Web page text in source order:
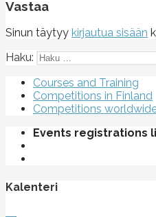
Vastaa
Sinun täytyy kirjautua sisään
Haku:
Courses and Training
Competitions in Finland
Competitions
Events registrations
Kalenteri